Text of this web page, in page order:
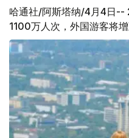
哈通社/阿斯塔纳/4月4日--
1100万人次，外国游客将